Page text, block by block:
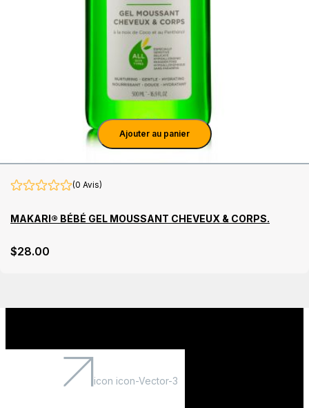
Ajouter au panier
(0 Avis)
MAKARI® BÉBÉ GEL MOUSSANT CHEVEUX & CORPS.
$28.00
icon icon-Vector-3